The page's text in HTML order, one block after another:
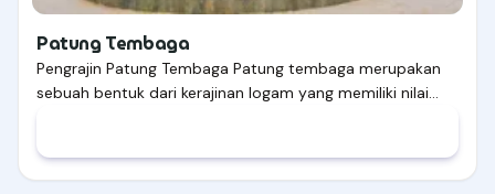
Patung Tembaga
Pengrajin Patung Tembaga Patung tembaga merupakan
sebuah bentuk dari kerajinan logam yang memiliki nilai…